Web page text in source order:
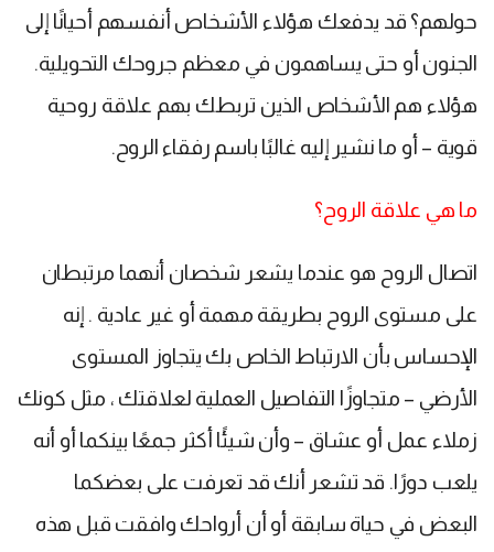
حولهم؟ قد يدفعك هؤلاء الأشخاص أنفسهم أحيانًا إلى
الجنون أو حتى يساهمون في معظم جروحك التحويلية.
هؤلاء هم الأشخاص الذين تربطك بهم علاقة روحية
قوية – أو ما نشير إليه غالبًا باسم رفقاء الروح.
ما هي علاقة الروح؟
اتصال الروح هو عندما يشعر شخصان أنهما مرتبطان
على مستوى الروح بطريقة مهمة أو غير عادية . إنه
الإحساس بأن الارتباط الخاص بك يتجاوز المستوى
الأرضي – متجاوزًا التفاصيل العملية لعلاقتك ، مثل كونك
زملاء عمل أو عشاق – وأن شيئًا أكثر جمعًا بينكما أو أنه
يلعب دورًا. قد تشعر أنك قد تعرفت على بعضكما
البعض في حياة سابقة أو أن أرواحك وافقت قبل هذه